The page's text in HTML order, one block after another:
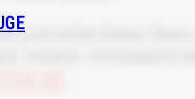
und willst Deine
Termin vereinbaren